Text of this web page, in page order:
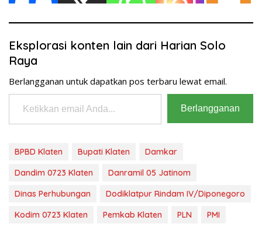
Eksplorasi konten lain dari Harian Solo
Raya
Berlangganan untuk dapatkan pos terbaru lewat email.
Ketikkan email Anda...
Berlangganan
BPBD Klaten Bupati Klaten
Damkar
Dandim 0723 Klaten
Danramil 05 Jatinom
Dinas Perhubungan
Dodiklatpur Rindam IV/Diponegoro
Kodim 0723 Klaten
Pemkab Klaten PLN
PMI